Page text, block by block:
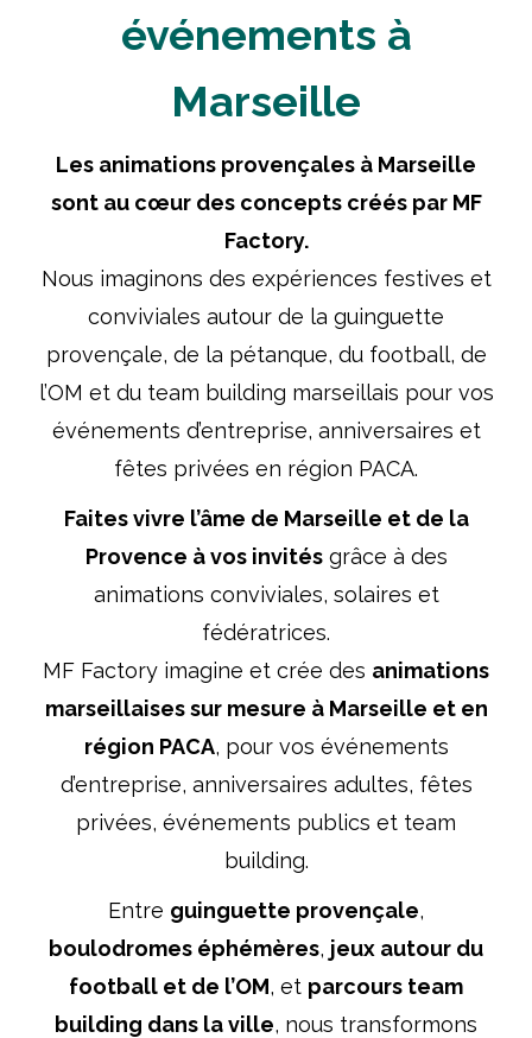
événements à
Marseille
Les animations provençales à Marseille
sont au cœur des concepts créés par MF
Factory.
Nous imaginons des expériences festives et
conviviales autour de la guinguette
provençale, de la pétanque, du football, de
l’OM et du team building marseillais pour vos
événements d’entreprise, anniversaires et
fêtes privées en région PACA.
Faites vivre l’âme de Marseille et de la
Provence à vos invitésgrâce à des
animations conviviales, solaires et
fédératrices.
MF Factory imagine et crée des animations
marseillaises sur mesure à Marseille et en
région PACA, pour vos événements
d’entreprise, anniversaires adultes, fêtes
privées, événements publics et team
building.
Entre guinguette provençale,
boulodromes éphémères, jeux autour du
football et de l’OM, et parcours team
building dans la ville, nous transformons